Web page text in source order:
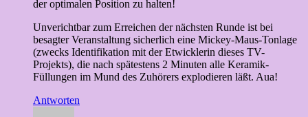
der optimalen Position zu halten!
Unverichtbar zum Erreichen der nächsten Runde ist bei
besagter Veranstaltung sicherlich eine Mickey-Maus-Tonlage
(zwecks Identifikation mit der Etwicklerin dieses TV-
Projekts), die nach spätestens 2 Minuten alle Keramik-
Füllungen im Mund des Zuhörers explodieren läßt. Aua!
Antworten